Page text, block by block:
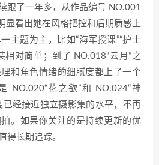
跟了一年多，从作品编号 NO.001
显看出她在风格把控和后期质感上
主题为主，比如“海军授课”“护士
相对简单；到了 NO.018“云月”之
和角色情绪的细腻度都上了一个
NO.020“花之欲”和 NO.024“神
已经接近独立摄影集的水平，不再
。如果你关注的是持续更新的优
得长期追踪。